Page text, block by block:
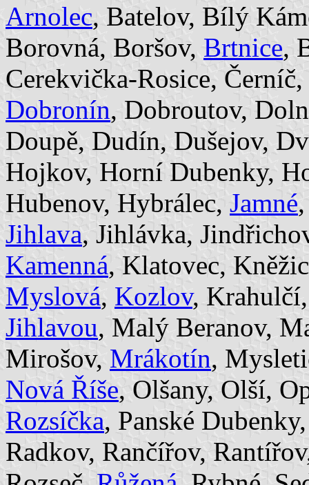
Arnolec, Batelov, Bílý
Borovná, Boršov, Brtnice,
Cerekvička-Rosice,
Dobronín, Dobroutov,
Doupě, Dudín, Dušejov,
Hojkov, Horní Dubenky,
Hubenov, Hybrálec, Jamné
Jihlava, Jihlávka,
Kamenná, Klatovec,
Myslová, Kozlov,
Jihlavou, Malý Beranov,
Mirošov, Mrákotín,
Nová Říše, Olšany, Olší,
Rozsíčka, Panské
Radkov, Rančířov,